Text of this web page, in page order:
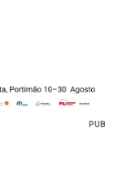
PUB